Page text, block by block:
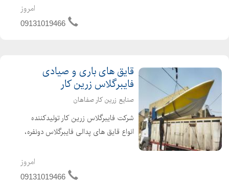
انواع گلدان های فایبرگلاس در طرح های
مستطیل شکل و پایه دار وکلاسیک و....
امروز
09131019466
قایق های باری و صیادی
فایبرگلاس زرین کار
صنایع زرین کار صفاهان
شرکت فایبرگلاس زرین کار تولیدکننده
انواع قایق های پدالی فایبرگلاس دونفره،
مخصوص کودکان در طرح های مختلف
قو-ماشینی-فولکسی-سه چرخه-دوچرخه
امروز
09131019466